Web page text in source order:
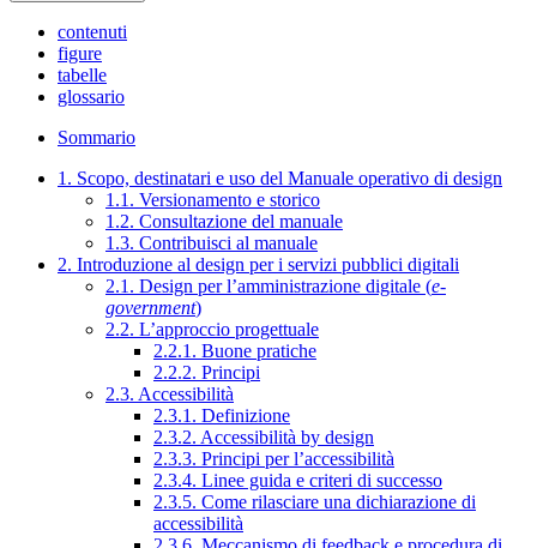
contenuti
figure
tabelle
glossario
Sommario
1. Scopo, destinatari e uso del Manuale operativo di design
1.1. Versionamento e storico
1.2. Consultazione del manuale
1.3. Contribuisci al manuale
2. Introduzione al design per i servizi pubblici digitali
2.1. Design per l’amministrazione digitale (e-
government)
2.2. L’approccio progettuale
2.2.1. Buone pratiche
2.2.2. Principi
2.3. Accessibilità
2.3.1. Definizione
2.3.2. Accessibilità by design
2.3.3. Principi per l’accessibilità
2.3.4. Linee guida e criteri di successo
2.3.5. Come rilasciare una dichiarazione di
accessibilità